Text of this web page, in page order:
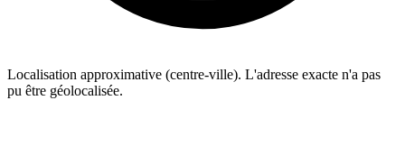
Localisation approximative (centre-ville). L'adresse exacte n'a pas
pu être géolocalisée.